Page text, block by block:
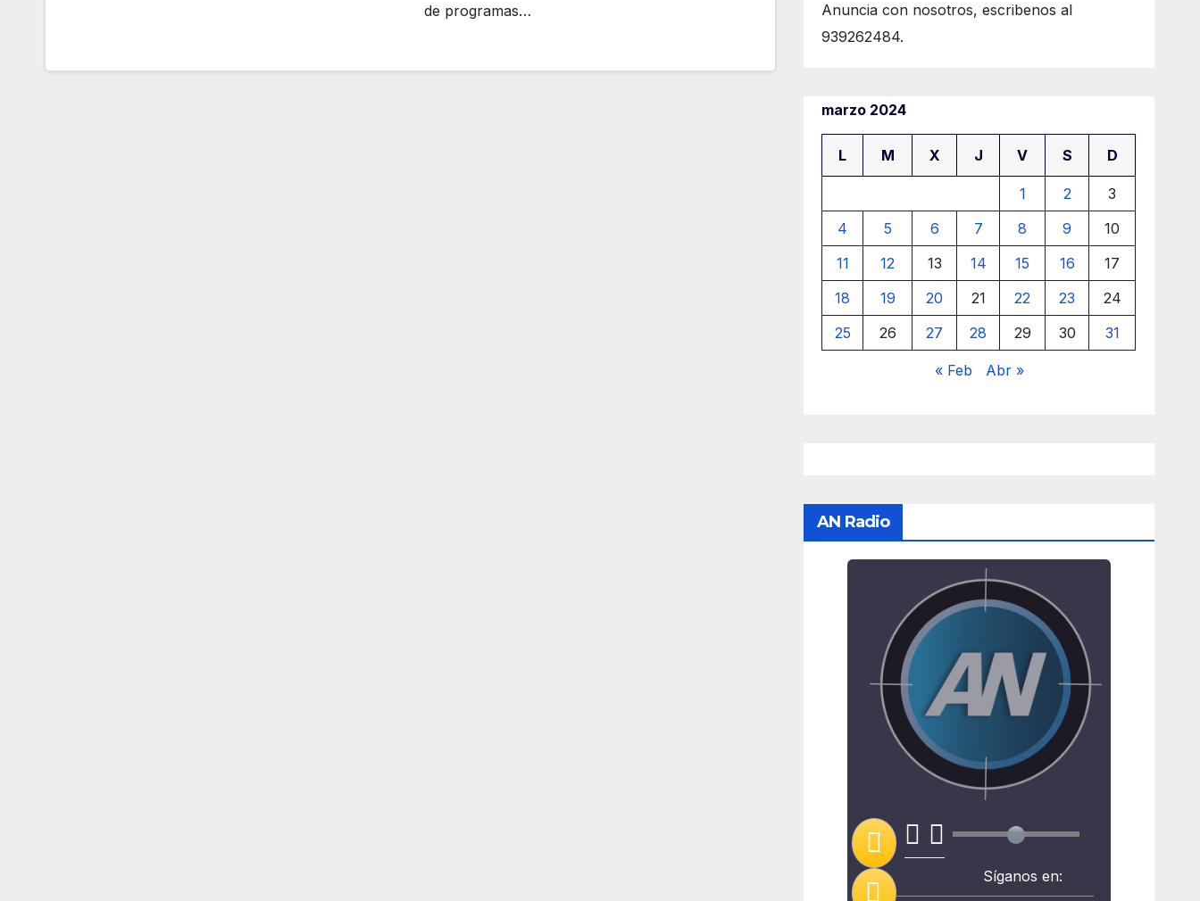
de programas…
Anuncia con nosotros, escribenos al
939262484.
marzo 2024
L M X J V S D
1 2
3
4
5 6 7 8 9
10
11
12 13 14 15 16
17
18
19 20 21 22 23
24
25
26 27 28 29 30 31
« Feb Abr »
AN Radio
Síganos en: